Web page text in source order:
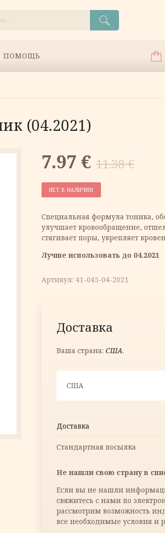
ПОМОЩЬ
(04.2021)
11.38€
цена
составляла
11.38 €.
7.97 €
Текущая
цена:
7.97 €.
НЕТ В НАЛИЧИИ
Специальная формула тоника,
улучшает кровообращение,
стягивает поры, укрепляет
Лучше использовать до 04.2021
Артикул: 41-045-04-2021
Доставка
Ваша страна: США.
США
Доставка
Стандартная посылка
Не нашли свою страну в
Если вы не нашли
свяжитесь с нами по
рассмотрим возможность
все необходимые условия и